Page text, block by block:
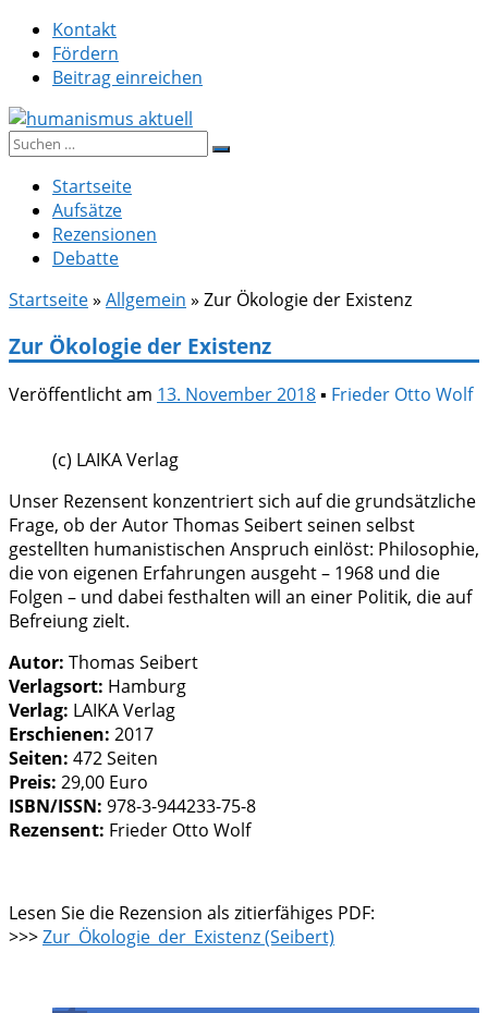
Zum
Inhalt
springen
Kontakt
Fördern
Beitrag einreichen
humanismus aktuell
Suche
Startseite
Aufsätze
Rezensionen
Debatte
Startseite» Allgemein » Zur Ökologie der Existenz
Zur Ökologie der Existenz
Veröffentlicht am 13. November 2018▪ Frieder Otto Wolf
(c) LAIKA Verlag
Unser Rezensent konzentriert sich auf die grundsätzliche
Frage, ob der Autor Thomas Seibert seinen selbst
gestellten humanistischen Anspruch einlöst: Philosophie,
die von eigenen Erfahrungen ausgeht – 1968 und die
Folgen – und dabei festhalten will an einer Politik, die auf
Befreiung zielt.
Autor: Thomas Seibert
Verlagsort: Hamburg
Verlag: LAIKA Verlag
Erschienen: 2017
Seiten: 472 Seiten
Preis: 29,00 Euro
ISBN/ISSN: 978-3-944233-75-8
Rezensent: Frieder Otto Wolf
Lesen Sie die Rezension als zitierfähiges PDF:
>>>Zur_Ökologie_der_Existenz (Seibert)